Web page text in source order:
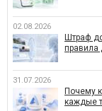
02.08.2026
Штраф
правила
31.07.2026
Почему
каждые